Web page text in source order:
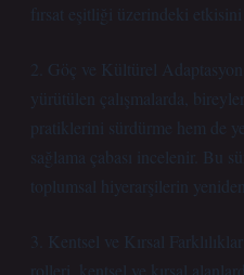
fırsat eşitliği üzerindeki
2. Göç ve Kültürel
yürütülen çalışmalarda,
pratiklerini sürdürme hem de
sağlama çabası incelenir. Bu
toplumsal hiyerarşilerin
3. Kentsel ve Kırsal
rolleri, kentsel ve kırsal